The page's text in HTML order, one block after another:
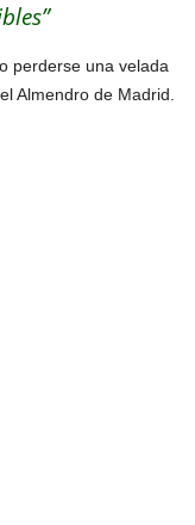
perderse una velada
Almendro de Madrid.